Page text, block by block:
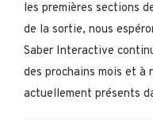
les premières sections
de la sortie, nous
Saber Interactive
des prochains mois et à
actuellement présents